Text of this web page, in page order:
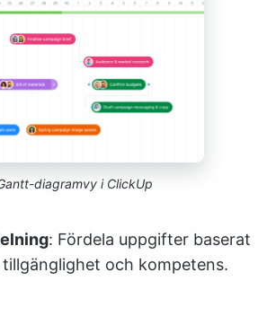
diagramvy i ClickUp
: Fördela uppgifter baserat
och kompetens.